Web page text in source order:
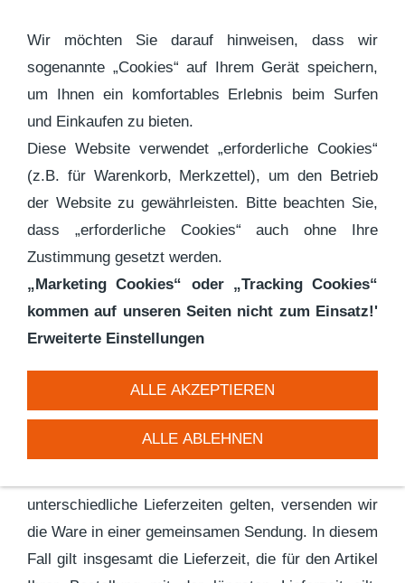
Navigation öffnen
Lieferung
Die Lieferzeit ist neben der Preisauszeichnung
angegeben.
Lieferzeiten:
grün: Lieferzeit: 3-4 Wochen
gelb: Lieferzeit: 6 - 10 Wochen
rot: Lieferzeit: Bitte anfragen. Wird für Sie
unterschiedliche Lieferzeiten gelten, versenden wir
die Ware in einer gemeinsamen Sendung. In diesem
Fall gilt insgesamt die Lieferzeit, die für den Artikel
Wir möchten Sie darauf hinweisen, dass wir
sogenannte „Cookies“ auf Ihrem Gerät speichern,
um Ihnen ein komfortables Erlebnis beim Surfen
und Einkaufen zu bieten.
Diese Website verwendet „erforderliche Cookies“
(z.B. für Warenkorb, Merkzettel), um den Betrieb
der Website zu gewährleisten. Bitte beachten Sie,
dass „erforderliche Cookies“ auch ohne Ihre
Zustimmung gesetzt werden.
„Marketing Cookies“ oder „Tracking Cookies“
kommen auf unseren Seiten nicht zum Einsatz!'
Erweiterte Einstellungen
ALLE AKZEPTIEREN
ALLE ABLEHNEN